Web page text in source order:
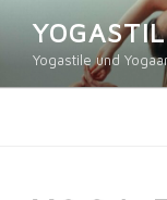
Inhalt
springenYogastile und